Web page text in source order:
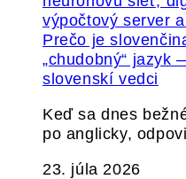
Prečo je
„chudobný“ jazyk
slovenskí vedci
Keď sa dnes
po anglicky,
23. júla 2026